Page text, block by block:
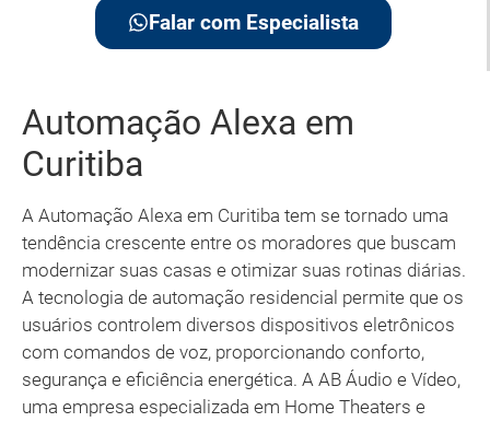
Falar com Especialista
Automação Alexa em
Curitiba
A Automação Alexa em Curitiba tem se tornado uma
tendência crescente entre os moradores que buscam
modernizar suas casas e otimizar suas rotinas diárias.
A tecnologia de automação residencial permite que os
usuários controlem diversos dispositivos eletrônicos
com comandos de voz, proporcionando conforto,
segurança e eficiência energética. A AB Áudio e Vídeo,
uma empresa especializada em Home Theaters e